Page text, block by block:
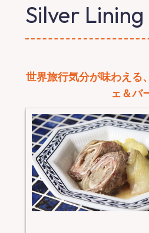
Silver Lining
世界旅行気分が味わえる
ェ＆バ